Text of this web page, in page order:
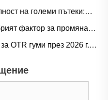
за елиминиране
на големи пътеки:
гуми за ричтрак и
фактор за промяна
OTR гуми през 2026 г.: